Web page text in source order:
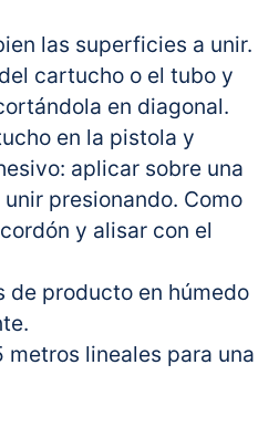
las superficies a unir.
cartucho o el tubo y
en diagonal.
en la pistola y
aplicar sobre una
presionando. Como
y alisar con el
de producto en húmedo
lineales para una